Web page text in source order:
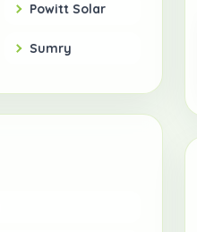
Powitt Solar
Sumry